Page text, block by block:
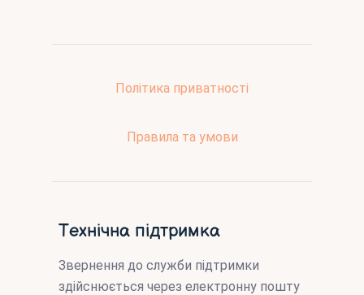
Політика приватності
Правила та умови
Технічна підтримка
Звернення до служби підтримки
здійснюється через електронну пошту